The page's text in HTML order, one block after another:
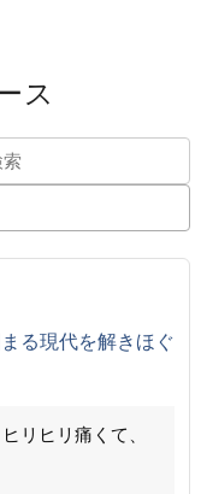
ス
る現代を解きほぐ
リヒリ痛くて、